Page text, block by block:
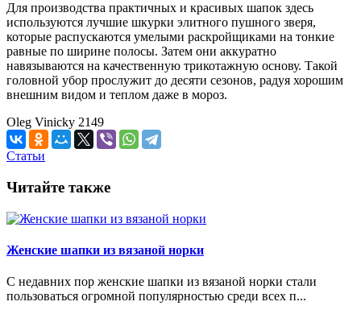
Для производства практичных и красивых шапок здесь
используются лучшие шкурки элитного пушного зверя,
которые распускаются умелыми раскройщиками на тонкие
равные по ширине полосы. Затем они аккуратно
навязываются на качественную трикотажную основу. Такой
головной убор прослужит до десяти сезонов, радуя хорошим
внешним видом и теплом даже в мороз.
Oleg Vinicky 2149
Статьи
Читайте также
Женские шапки из вязаной норки
С недавних пор женские шапки из вязаной норки стали
пользоваться огромной популярностью среди всех п...